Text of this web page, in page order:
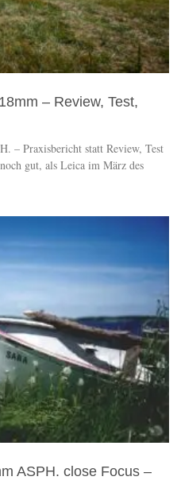
– Review, Test,
– Praxisbericht statt Review, Test
gut, als Leica im März des
ASPH. close Focus –